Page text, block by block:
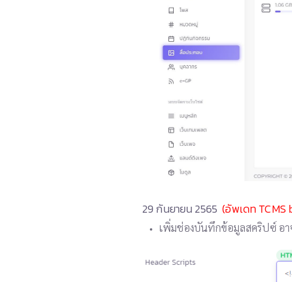
29 กันยายน 2565(อัพเดท TCMS
เพิ่มช่องบันทึกข้อมูลสคริปซ์ อ